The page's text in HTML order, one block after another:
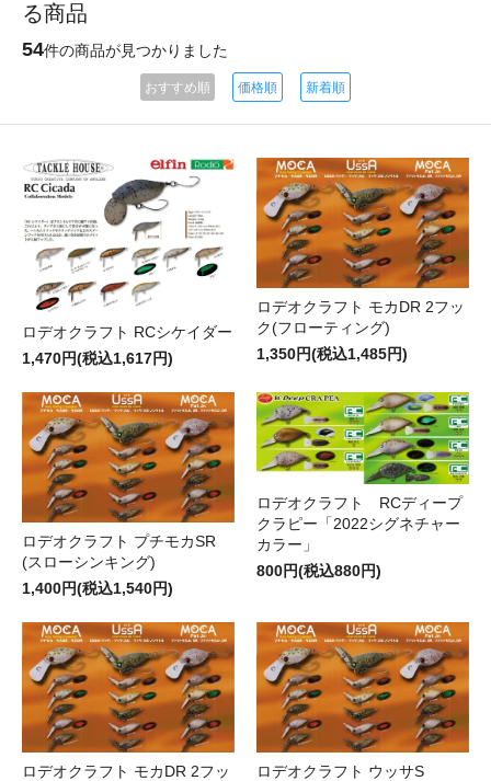
る商品
54件の商品が見つかりました
おすすめ順 価格順 新着順
ロデオクラフト RCシケイダー
1,470円(税込1,617円)
ロデオクラフト モカDR 2フッ
ク(フローティング)
1,350円(税込1,485円)
ロデオクラフト プチモカSR
(スローシンキング)
1,400円(税込1,540円)
ロデオクラフト RCディープ
クラピー「2022シグネチャー
カラー」
800円(税込880円)
ロデオクラフト モカDR 2フッ
ロデオクラフト ウッサS